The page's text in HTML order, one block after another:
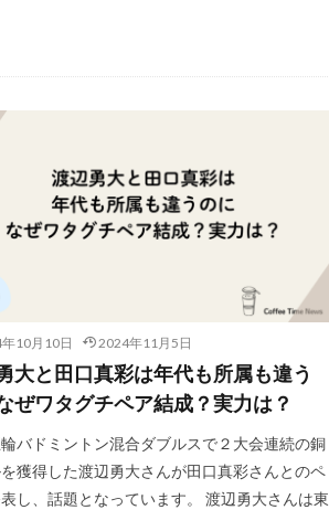
10月10日 2024年11月5日
大と田口真彩は年代も所属も違う
ぜワタグチペア結成？実力は？
バドミントン混合ダブルスで２大会連続の銅
を獲得した渡辺勇大さんが田口真彩さんとのペ
し、話題となっています。 渡辺勇大さんは東